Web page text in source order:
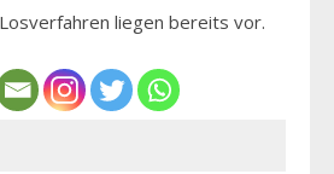
liegen bereits vor.